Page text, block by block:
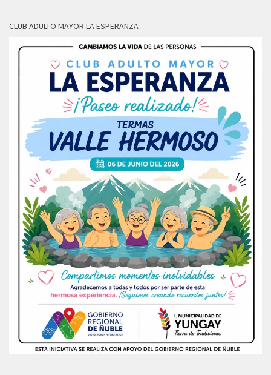
CLUB ADULTO MAYOR LA ESPERANZA